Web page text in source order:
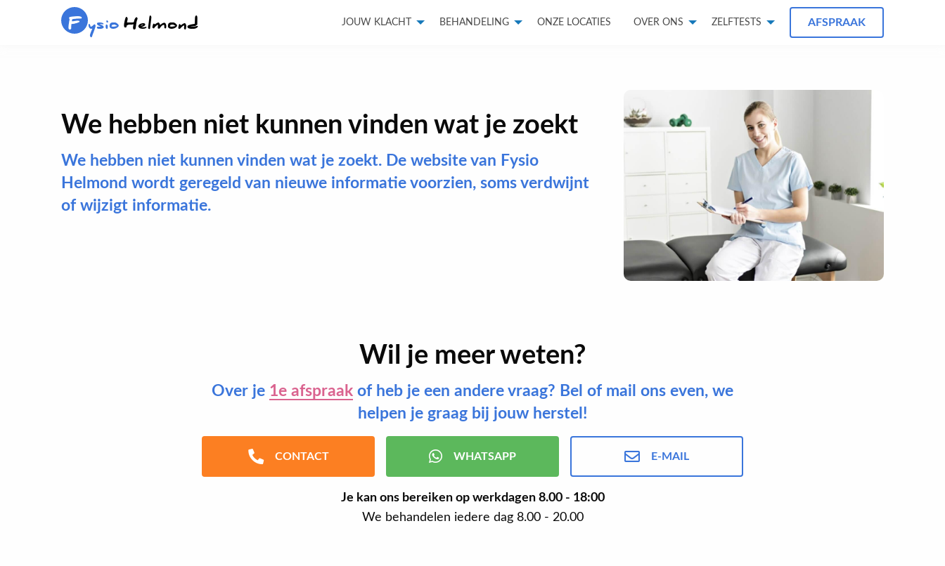
F ysioHelmond JOUW KLACHT BEHANDELING ONZE LOCATIES OVER ONS ZELFTESTS AFSPRAAK
We hebben niet kunnen vinden wat je zoekt
We hebben niet kunnen vinden wat je zoekt. De website van Fysio
Helmond wordt geregeld van nieuwe informatie voorzien, soms verdwijnt
of wijzigt informatie.
Wil je meer weten?
Over je 1e afspraak of heb je een andere vraag? Bel of mail ons even, we
helpen je graag bij jouw herstel!
CONTACT WHATSAPP E-MAIL
Je kan ons bereiken op werkdagen8.00 - 18:00
We behandelen iedere dag 8.00 - 20.00